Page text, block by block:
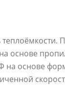
основе
на основе